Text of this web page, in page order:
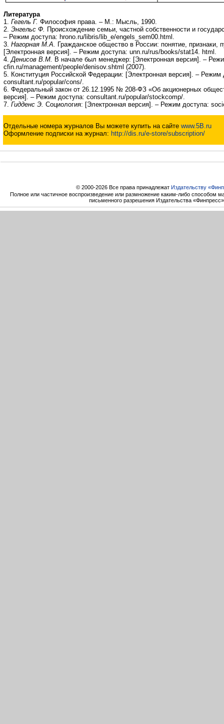
Литература
1. Гегель Г. Философия права. – М.: Мысль, 1990.
2. Энгельс Ф. Происхождение семьи, частной собственности и
– Режим доступа: hrono.ru/libris/lib_e/engels_sem00.html.
3. Нагорная М.А. Гражданское общество в России: понятие, признаки,
[Электронная версия]. – Режим доступа: unn.ru/rus/books/stat14. html.
4. Денисов В.М. В начале был менеджер: [Электронная версия]. –
cfin.ru/management/people/denisov.shtml (2007).
5. Конституция Российской Федерации: [Электронная версия]. – Режим
consultant.ru/popular/cons/.
6. Федеральный закон от 26.12.1995 № 208-ФЗ «Об акционерных
версия]. – Режим доступа: consultant.ru/popular/stockcomp/.
7. Гидденс Э. Социология: [Электронная версия]. – Режим доступа:
Отдельные номера журналов Вы можете купить на сайте www.5B.ru
Оформление подписки на журнал: http://dis.ru/e-store/subscription/
© 2000-2026 Все права принадлежат Издательству
Полное или частичное воспроизведение или размножение каким-либо способом
письменного разрешения Издательства